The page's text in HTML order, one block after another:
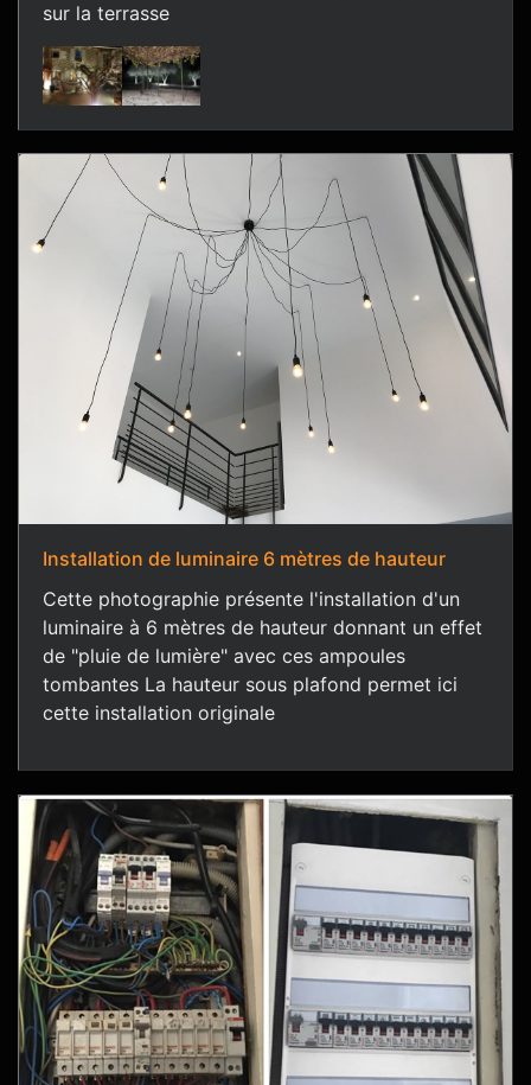
sur la terrasse
Installation de luminaire 6 mètres de hauteur
Cette photographie présente l'installation d'un
luminaire à 6 mètres de hauteur donnant un effet
de "pluie de lumière" avec ces ampoules
tombantes La hauteur sous plafond permet ici
cette installation originale